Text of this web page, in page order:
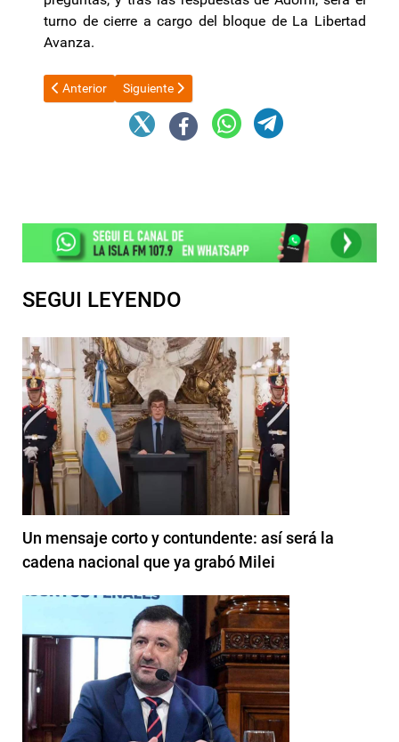
turno de cierre a cargo del bloque de La Libertad
Avanza.
Artículo anterior: El Gobierno de Catamarca firmó un convenio
Anterior Artículo siguiente: La industria argentina perdió
Siguiente
SEGUI LEYENDO
Un mensaje corto y contundente: así será la
cadena nacional que ya grabó Milei